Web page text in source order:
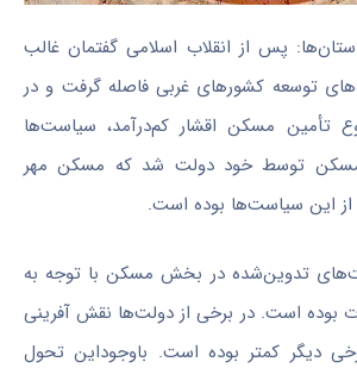
پس از انقلاب اسلامی گفتمان غالب
توسعه کشورهای غربی فاصله گرفت و در
تأمین مسکن اقشار کم‌درآمد، سیاست‌ها
توسط خود دولت شد که مسکن مهر
از این سیاست‌ها بوده است.
تدوین‌شده در بخش مسکن با توجه به
بوده است. در برخی از دولت‌ها نقش آفرینی
دیگر کمتر بوده است. باوجوداین تحول